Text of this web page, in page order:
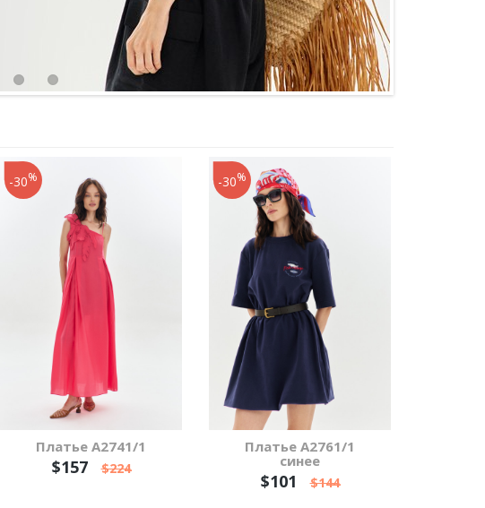
Платье А2741/1
$157 $224
-30%
Платье А2761/1
синее
$101 $144
-30%